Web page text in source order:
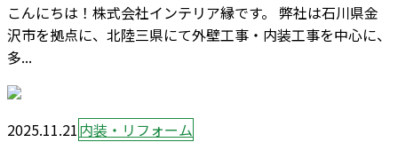
こんにちは！株式会社インテリア縁です。 弊社は石川県金
沢市を拠点に、北陸三県にて外壁工事・内装工事を中心に、
多...
2025.11.21内装・リフォーム